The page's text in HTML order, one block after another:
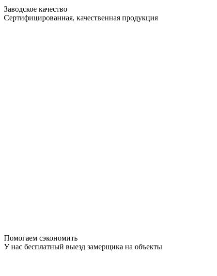
Заводское качество
Сертифицированная, качественная продукция
Помогаем сэкономить
У нас бесплатный выезд замерщика на объекты